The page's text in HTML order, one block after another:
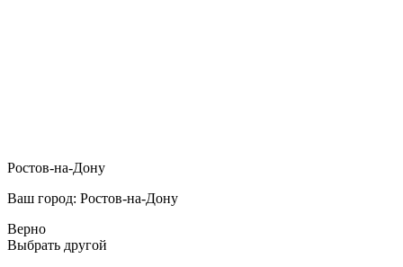
Ростов-на-Дону
Ваш город: Ростов-на-Дону
Верно
Выбрать другой